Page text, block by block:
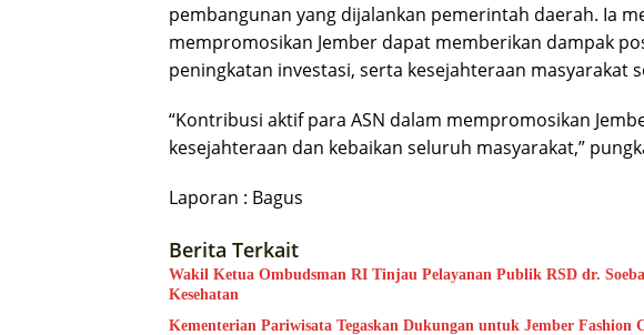
pembangunan yang dijalankan pemerintah daerah. Ia
mempromosikan Jember dapat memberikan dampak
peningkatan investasi, serta kesejahteraan masyarakat
“Kontribusi aktif para ASN dalam mempromosikan
kesejahteraan dan kebaikan seluruh masyarakat,”
Laporan : Bagus
Berita Terkait
Wakil Ketua Ombudsman RI Tinjau Pelayanan Publik RSD dr.
Kesehatan
Kementerian Pariwisata Tegaskan Dukungan untuk Jember